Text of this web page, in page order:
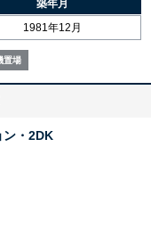
築年月
1981年12月
置場
ン・2DK